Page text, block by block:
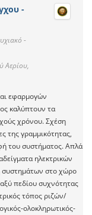
-
-
Αερίου,
εφαρμογών
καλύπτουν τα
χρόνου. Σχέση
της γραμμικότητας,
του συστήματος. Απλά
ηλεκτρικών
συστημάτων στο χώρο
πεδίου συχνότητας
τόπος ριζών/
ολοκληρωτικός-